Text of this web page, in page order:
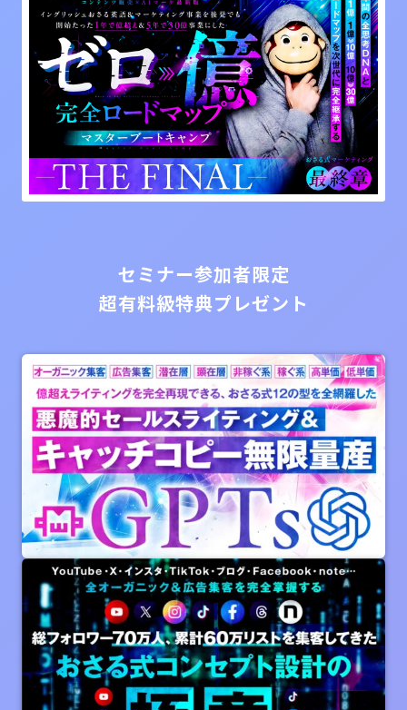
セミナー参加者限定
超有料級特典プレゼント